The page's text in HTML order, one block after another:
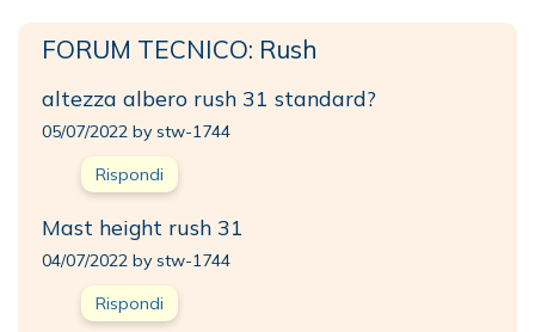
FORUM TECNICO: Rush
altezza albero rush 31 standard?
05/07/2022 by stw-1744
Rispondi
Mast height rush 31
04/07/2022 by stw-1744
Rispondi